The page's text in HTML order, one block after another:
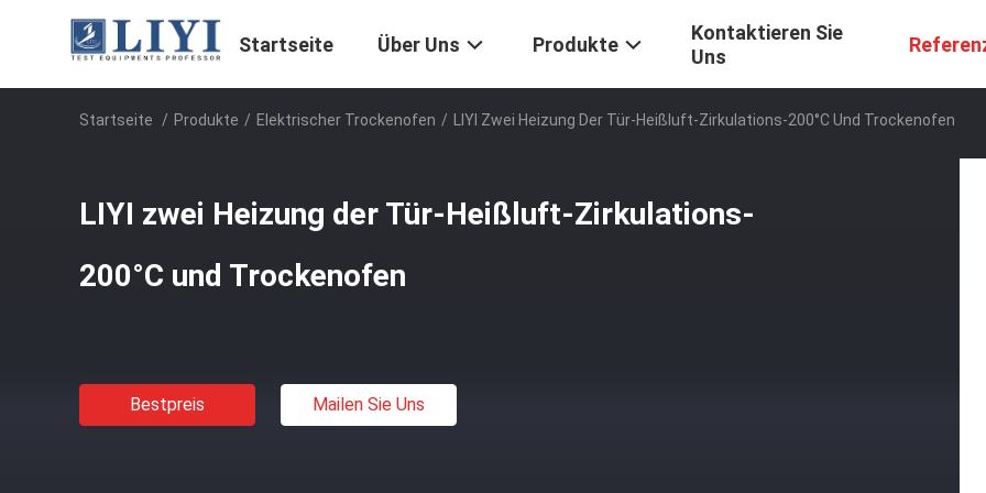
Startseite Über Uns Produkte
Kontaktieren Sie
Uns
Startseite / Produkte / Elektrischer Trockenofen / LIYI Zwei Heizung Der Tür-Heißluft-Zirkulations-200°C Und Trockenofen
LIYI zwei Heizung der Tür-Heißluft-Zirkulations-
200°C und Trockenofen
Bestpreis Mailen Sie Uns